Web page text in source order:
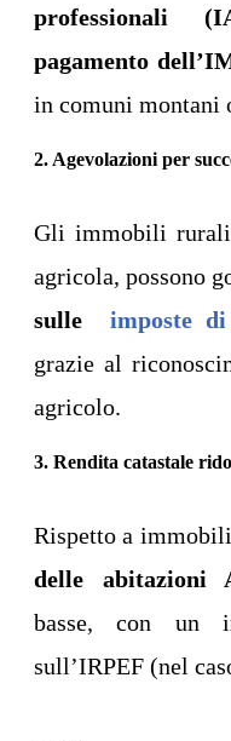
professionali
pagamento
in comuni montani
2. Agevolazioni per
Gli immobili rurali
agricola, possono
sulle
imposte di
grazie al
agricolo.
3. Rendita catastale
Rispetto a
delle abitazioni
basse, con un
sull’IRPEF (nel